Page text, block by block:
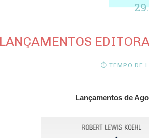
LANÇAMENTOS
⏱ TEMPO DE
Lançamentos de